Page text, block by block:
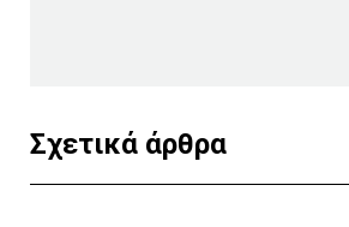
Σχετικά άρθρα